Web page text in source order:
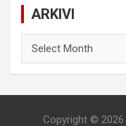
ARKIVI
Copyright © 2026